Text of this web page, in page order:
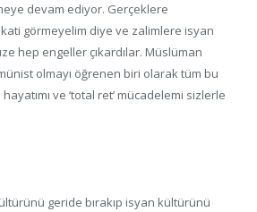
devam ediyor. Gerçeklere
görmeyelim diye ve zalimlere isyan
hep engeller çıkardılar. Müslüman
olmayı öğrenen biri olarak tüm bu
hayatımı ve ‘total ret’ mücadelemi sizlerle
geride bırakıp isyan kültürünü